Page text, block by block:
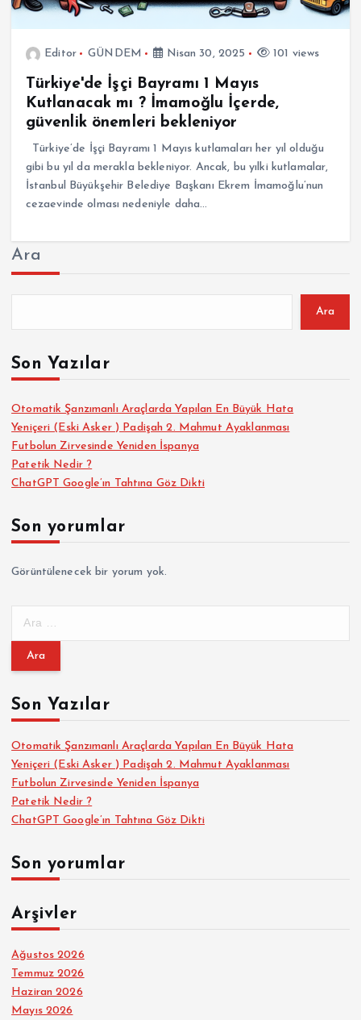
Editor GÜNDEM Nisan 30, 2025 101 views
Türkiye'de İşçi Bayramı 1 Mayıs
Kutlanacak mı ? İmamoğlu İçerde,
güvenlik önemleri bekleniyor
Türkiye’de İşçi Bayramı 1 Mayıs kutlamaları her yıl olduğu
gibi bu yıl da merakla bekleniyor. Ancak, bu yılki kutlamalar,
İstanbul Büyükşehir Belediye Başkanı Ekrem İmamoğlu’nun
cezaevinde olması nedeniyle daha…
Ara
Ara
Son Yazılar
Otomatik Şanzımanlı Araçlarda Yapılan En Büyük Hata
Yeniçeri (Eski Asker ) Padişah 2. Mahmut Ayaklanması
Futbolun Zirvesinde Yeniden İspanya
Patetik Nedir ?
ChatGPT Google’ın Tahtına Göz Dikti
Son yorumlar
Görüntülenecek bir yorum yok.
m
:Son Yazılar
Otomatik Şanzımanlı Araçlarda Yapılan En Büyük Hata
Yeniçeri (Eski Asker ) Padişah 2. Mahmut Ayaklanması
Futbolun Zirvesinde Yeniden İspanya
Patetik Nedir ?
ChatGPT Google’ın Tahtına Göz Dikti
Son yorumlar
Arşivler
Ağustos 2026
Temmuz 2026
Haziran 2026
Mayıs 2026